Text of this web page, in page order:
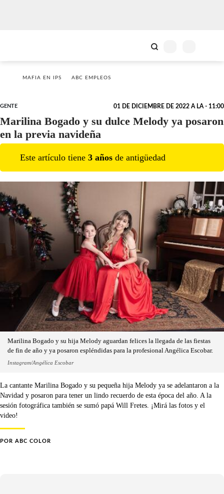
MAFIA EN IPS ABC EMPLEOS
GENTE 01 DE DICIEMBRE DE 2022 A LA - 11:00
Marilina Bogado y su dulce Melody ya posaron
en la previa navideña
Este artículo tiene 3 años de antigüedad
Marilina Bogado y su hija Melody aguardan felices la llegada de las fiestas
de fin de año y ya posaron espléndidas para la profesional Angélica Escobar.
Instagram/Angélica Escobar
La cantante Marilina Bogado y su pequeña hija Melody ya se adelantaron a la
Navidad y posaron para tener un lindo recuerdo de esta época del año. A la
sesión fotográfica también se sumó papá Will Fretes. ¡Mirá las fotos y el
video!
POR ABC COLOR